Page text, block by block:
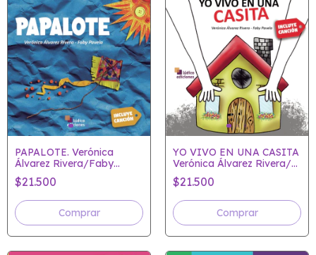
PAPALOTE. Verónica
Álvarez Rivera/Faby
Pavela
$21.500
YO VIVO EN UNA CASITA
Verónica Álvarez Rivera/
Faby Pavela
$21.500